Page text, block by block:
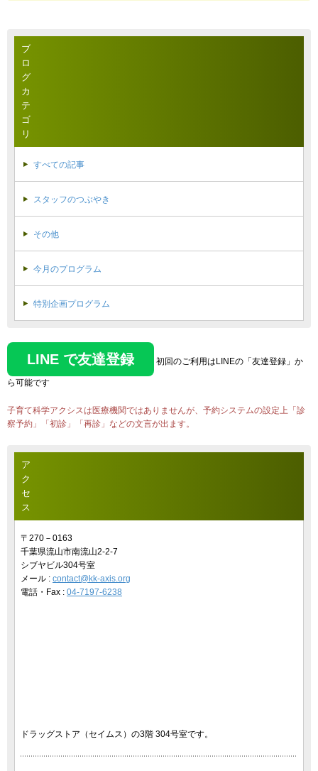
ブ
ロ
グ
カ
テ
ゴ
リ
すべての記事
スタッフのつぶやき
その他
今月のプログラム
特別企画プログラム
LINE で友達登録 初回のご利用はLINEの「友達登録」か
ら可能です
子育て科学アクシスは医療機関ではありませんが、予約システムの設定上「診
察予約」「初診」「再診」などの文言が出ます。
ア
ク
セ
ス
〒270－0163
千葉県流山市南流山2-2-7
シブヤビル304号室
メール : contact@kk-axis.org
電話・Fax : 04-7197-6238
ドラッグストア（セイムス）の3階 304号室です。